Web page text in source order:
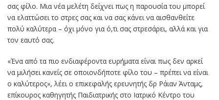
σας φίλο. Μια νέα μελέτη δείχνει πως η παρουσία του μπορεί
να ελαττώσει το στρες σας και να σας κάνει να αισθανθείτε
πολύ καλύτερα – όχι μόνο για ό,τι σας στρεσάρει, αλλά και για
τον εαυτό σας.
«Ένα από τα πιο ενδιαφέροντα ευρήματα είναι πως δεν αρκεί
να μιλήσει κανείς σε οποιονδήποτε φίλο του – πρέπει να είναι
ο καλύτερος», λέει ο επικεφαλής ερευνητής δρ Ράιαν Άνταμς,
επίκουρος καθηγητής Παιδιατρικής στο Ιατρικό Κέντρο του